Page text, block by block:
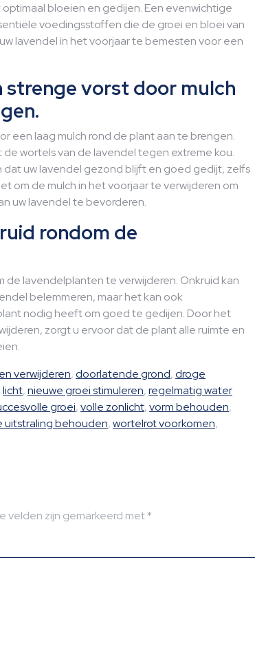
bloeien en gedijen. Een evenwichtige
voedingsstoffen die de groei en bloei van
lavendel in het voorjaar te bemesten voor een
strenge vorst door mulch
een laag mulch rond de plant aan te brengen.
wortels van de lavendel tegen extreme kou.
uw lavendel gezond blijft en goed gedijt, zelfs
om de mulch in het voorjaar te verwijderen om
uw lavendel te bevorderen.
rondom de
de lavendelplanten te verwijderen. Onkruid kan
belemmeren, maar het kan ook
nodig heeft om goed te gedijen. Door het
zorgt u ervoor dat de plant alle ruimte en
verwijderen,doorlatende grond,droge
licht,nieuwe groei stimuleren,regelmatig water
groei,volle zonlicht,vorm behouden,
uitstraling behouden,wortelrot voorkomen,
velden zijn gemarkeerd met*